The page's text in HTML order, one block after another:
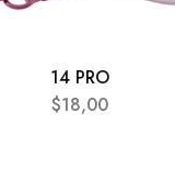
14 PRO
$18,00